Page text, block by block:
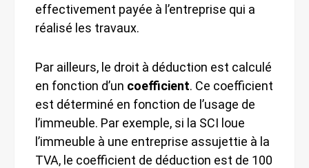
effectivement payée à l’entreprise qui a
réalisé les travaux.
Par ailleurs, le droit à déduction est calculé
en fonction d’un coefficient. Ce coefficient
est déterminé en fonction de l’usage de
l’immeuble. Par exemple, si la SCI loue
l’immeuble à une entreprise assujettie à la
TVA, le coefficient de déduction est de 100